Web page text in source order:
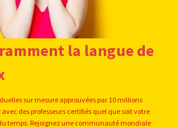
la langue de
sur mesure approuvées par 10 millions
des professeurs certifiés quel que soit votre
temps. Rejoignez une communauté mondiale